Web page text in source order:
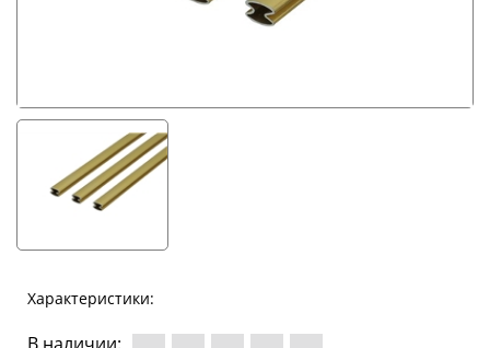
Характеристики: